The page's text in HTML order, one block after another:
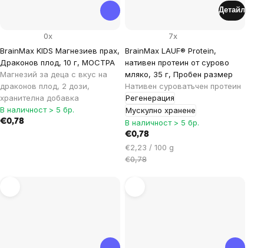
BrainMax KIDS Магнезиев прах,
Драконов плод, 10 г, МОСТРА
Магнезий за деца с вкус на
драконов плод, 2 дози,
хранителна добавка
0x
В наличност > 5 бр.
€0,78
BrainMax LAUF® Protein,
нативен протеин от сурово
мляко, 35 г, Пробен размер
Нативен суроватъчен протеин
Регенерация
Мускулно хранене
7x
В наличност > 5 бр.
€0,78
Цена
за
€2,23 / 100 g
€0,78
Детайл